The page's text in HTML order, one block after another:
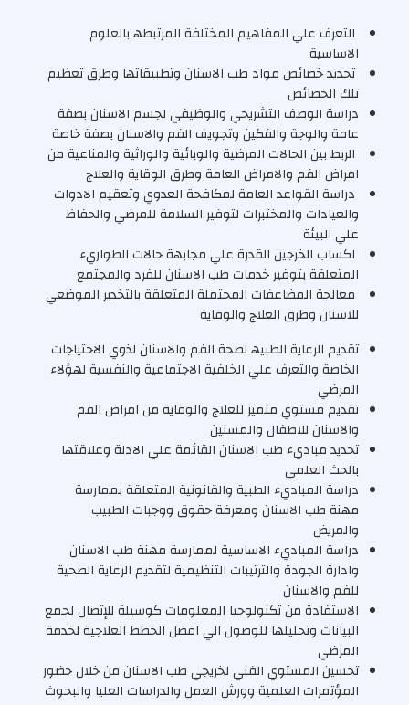
اﻟﺘﻌﺮف ﻋﻠﻲ اﻟﻤﻔﺎھﯿﻢ اﻟﻤﺨﺘﻠﻔﺔ اﻟﻤﺮﺗﺒﻄﮫ ﺑﺎﻟﻌﻠﻮم
اﻻﺳﺎﺳﯿﺔ
ﺗﺤﺪﯾﺪ ﺧﺼﺎﺋﺺ ﻣﻮاد طﺐ اﻻﺳﻨﺎن وﺗﻄﺒﯿﻘﺎﺗﮭﺎ وطﺮق ﺗﻌﻈﯿﻢ
ﺗﻠﻚ اﻟﺨﺼﺎﺋﺺ
دراﺳﺔ اﻟﻮﺻﻒ اﻟﺘﺸﺮﯾﺤﻲ واﻟﻮظﯿﻔﻲ ﻟﺠﺴﻢ اﻻﺳﻨﺎن ﺑﺼﻔﺔ
ﻋﺎﻣﺔ واﻟﻮﺟﺔ واﻟﻔﻜﯿﻦ وﺗﺠﻮﯾﻒ اﻟﻔﻢ واﻻﺳﻨﺎن ﯾﺼﻔﺔ ﺧﺎﺻﺔ
اﻟﺮﺑﻂ ﺑﯿﻦ اﻟﺤﺎﻻت اﻟﻤﺮﺿﯿﺔ واﻟﻮﺑﺎﺋﯿﺔ واﻟﻮراﺛﯿﺔ واﻟﻤﻨﺎﻋﯿﺔ ﻣﻦ
اﻣﺮاض اﻟﻔﻢ واﻻﻣﺮاض اﻟﻌﺎﻣﺔ وطﺮق اﻟﻮﻗﺎﯾﺔ واﻟﻌﻼج
دراﺳﺔ اﻟﻘﻮاﻋﺪ اﻟﻌﺎﻣﺔ ﻟﻤﻜﺎﻓﺤﺔ اﻟﻌﺪوي وﺗﻌﻘﯿﻢ اﻻدوات
واﻟﻌﯿﺎدات واﻟﻤﺨﺘﺒﺮات ﻟﺘﻮﻓﯿﺮ اﻟﺴﻼﻣﺔ ﻟﻠﻤﺮﺿﻲ واﻟﺤﻔﺎظ
ﻋﻠﻲ اﻟﺒﯿﺌﺔ
اﻛﺴﺎب اﻟﺨﺮﺟﯿﻦ اﻟﻘﺪرة ﻋﻠﻲ ﻣﺠﺎﺑﮭﺔ ﺣﺎﻻت اﻟﻄﻮاريء
اﻟﻤﺘﻌﻠﻘﺔ ﺑﺘﻮﻓﯿﺮ ﺧﺪﻣﺎت طﺐ اﻻﺳﻨﺎن ﻟﻠﻔﺮد واﻟﻤﺠﺘﻤﻊ
ﻣﻌﺎﻟﺠﺔ اﻟﻤﻀﺎﻋﻔﺎت اﻟﻤﺤﺘﻤﻠﺔ اﻟﻤﺘﻌﻠﻘﺔ ﺑﺎﻟﺘﺨﺪﯾﺮ اﻟﻤﻮﺿﻌﻲ
ﻟﻼﺳﻨﺎن وطﺮق اﻟﻌﻼج واﻟﻮﻗﺎﯾﺔ
ﺗﻘﺪﯾﻢ اﻟﺮﻋﺎﯾﺔ اﻟﻄﺒﯿﮫ ﻟﺼﺤﺔ اﻟﻔﻢ واﻻﺳﻨﺎن ﻟﺬوي اﻻﺣﺘﯿﺎﺟﺎت
اﻟﺨﺎﺻﺔ واﻟﺘﻌﺮف ﻋﻠﻲ اﻟﺨﻠﻔﯿﺔ اﻻﺟﺘﻤﺎﻋﯿﺔ واﻟﻨﻔﺴﯿﺔ ﻟﮭﺆﻻء
اﻟﻤﺮﺿﻲ
ﺗﻘﺪﯾﻢ ﻣﺴﺘﻮي ﻣﺘﻤﯿﺰ ﻟﻠﻌﻼج واﻟﻮﻗﺎﯾﺔ ﻣﻦ اﻣﺮاض اﻟﻔﻢ
واﻻﺳﻨﺎن ﻟﻼطﻔﺎل واﻟﻤﺴﻨﯿﻦ
ﺗﺤﺪﯾﺪ ﻣﺒﺎديء طﺐ اﻻﺳﻨﺎن اﻟﻘﺎﺋﻤﺔ ﻋﻠﻲ اﻻدﻟﺔ وﻋﻼﻗﺘﮭﺎ
ﺑﺎﻟﺤﺚ اﻟﻌﻠﻤﻲ
دراﺳﺔ اﻟﻤﺒﺎديء اﻟﻄﺒﯿﺔ واﻟﻘﺎﻧﻮﻧﯿﺔ اﻟﻤﺘﻌﻠﻘﺔ ﺑﻤﻤﺎرﺳﺔ
ﻣﮭﻨﺔ طﺐ اﻻﺳﻨﺎن وﻣﻌﺮﻓﺔ ﺣﻘﻮق ووﺟﺒﺎت اﻟﻄﺒﯿﺐ
واﻟﻤﺮﯾﺾ
دراﺳﺔ اﻟﻤﺒﺎديء اﻻﺳﺎﺳﯿﺔ ﻟﻤﻤﺎرﺳﺔ ﻣﮭﻨﺔ طﺐ اﻻﺳﻨﺎن
وادارة اﻟﺠﻮدة واﻟﺘﺮﺗﯿﺒﺎت اﻟﺘﻨﻈﯿﻤﯿﺔ ﻟﺘﻘﺪﯾﻢ اﻟﺮﻋﺎﯾﺔ اﻟﺼﺤﯿﺔ
ﻟﻠﻔﻢ واﻻﺳﻨﺎن
اﻻﺳﺘﻔﺎدة ﻣﻦ ﺗﻜﻨﻮﻟﻮﺟﯿﺎ اﻟﻤﻌﻠﻮﻣﺎت ﻛﻮﺳﯿﻠﺔ ﻟﻺﺗﺼﺎل ﻟﺠﻤﻊ
اﻟﺒﯿﺎﻧﺎت وﺗﺤﻠﯿﻠﮭﺎ ﻟﻠﻮﺻﻮل اﻟﻲ اﻓﻀﻞ اﻟﺨﻄﻂ اﻟﻌﻼﺟﯿﺔ ﻟﺨﺪﻣﺔ
اﻟﻤﺮﺿﻲ
ﺗﺤﺴﯿﻦ اﻟﻤﺴﺘﻮي اﻟﻔﻨﻲ ﻟﺨﺮﯾﺠﻲ طﺐ اﻻﺳﻨﺎن ﻣﻦ ﺧﻼل ﺣﻀﻮر
اﻟﻤﺆﺗﻤﺮات اﻟﻌﻠﻤﯿﺔ وورش اﻟﻌﻤﻞ واﻟﺪراﺳﺎت اﻟﻌﻠﯿﺎ واﻟﺒﺤﻮث